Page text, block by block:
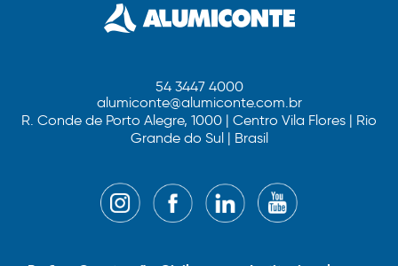
54 3447 4000
alumiconte@alumiconte.com.br
R. Conde de Porto Alegre, 1000 | Centro Vila Flores | Rio
Grande do Sul | Brasil